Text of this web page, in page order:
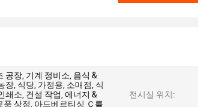
공장, 기계 정비소, 음식 &
장, 식당, 가정용, 소매점, 식
쇄소, 건설 작업, 에너지 &
품 상점, 아드베르티싱 Ｃ를
전시실 위치: